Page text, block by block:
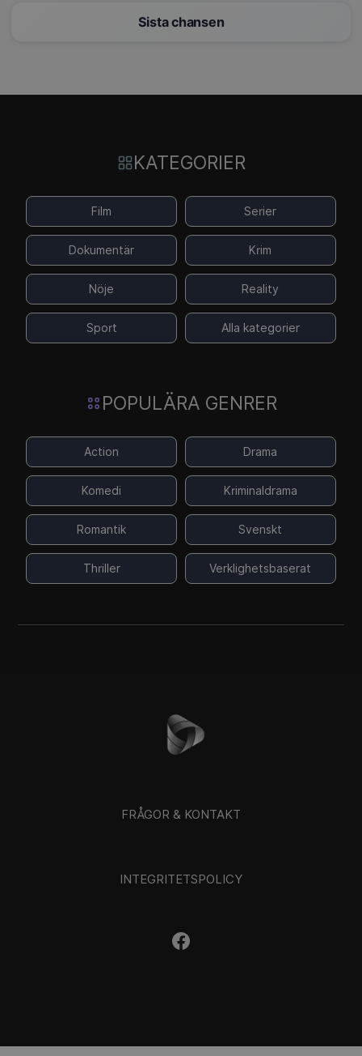
Sista chansen
KATEGORIER
Film Serier
Dokumentär Krim
Nöje Reality
Sport Alla kategorier
POPULÄRA GENRER
Action Drama
Komedi Kriminaldrama
Romantik Svenskt
Thriller Verklighetsbaserat
FRÅGOR & KONTAKT
INTEGRITETSPOLICY